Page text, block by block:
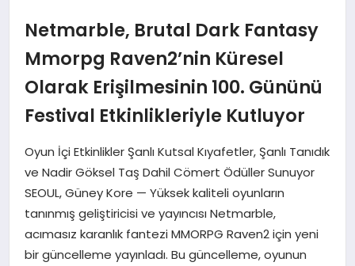
SAĞLIK
TEKNOLOJI
EKONOMI
MAGAZIN
Netmarble, Brutal Dark Fantasy
Mmorpg Raven2’nin Küresel
Olarak Erişilmesinin 100. Gününü
Festival Etkinlikleriyle Kutluyor
Oyun İçi Etkinlikler Şanlı Kutsal Kıyafetler, Şanlı Tanıdık
ve Nadir Göksel Taş Dahil Cömert Ödüller Sunuyor
SEOUL, Güney Kore — Yüksek kaliteli oyunların
tanınmış geliştiricisi ve yayıncısı Netmarble,
acımasız karanlık fantezi MMORPG Raven2 için yeni
bir güncelleme yayınladı. Bu güncelleme, oyunun